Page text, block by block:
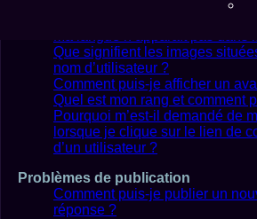
J’ai réglé le fuseau horaire mais
Que signifient les images
nom d’utilisateur ?
Comment puis-je afficher un
Quel est mon rang et comment
Pourquoi m’est-il demandé de
lorsque je clique sur le lien de
d’un utilisateur ?
Problèmes de publication
Comment puis-je publier un
réponse ?